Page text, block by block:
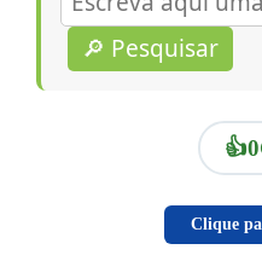
🔎 Pesquisar
👍0
Clique